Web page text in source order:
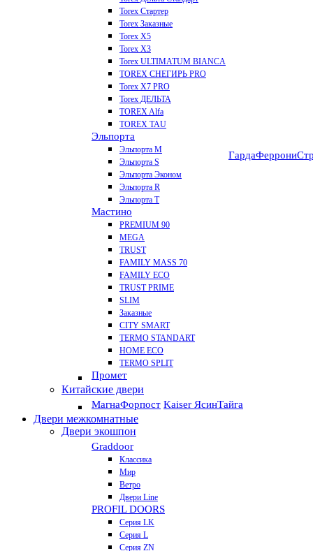
Torex Стартер
Torex Заказные
Torex Х5
Torex Х3
Torex ULTIMATUM BIANCA
TOREX СНЕГИРЬ PRO
Torex X7 PRO
Torex ДЕЛЬТА
TOREX Alfa
TOREX TAU
Эльпорта
Эльпорта M
Эльпорта S
Эльпорта Эконом
Эльпорта R
Эльпорта Т
Мастино
PREMIUM 90
MEGA
TRUST
FAMILY MASS 70
FAMILY ECO
TRUST PRIME
SLIM
Заказные
CITY SMART
TERMO STANDART
HOME ECO
ТЕRМО SPLIT
Промет
ГардаФеррони
Китайские двери
МагнаФорпост Kaiser ЯсинТайга
Двери межкомнатные
Двери экошпон
Graddoor
Классика
Мир
Ветро
Двери Line
PROFIL DOORS
Серия LK
Серия L
Серия ZN